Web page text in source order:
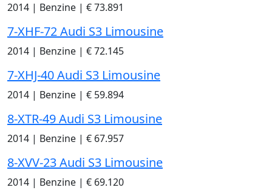
2014 | Benzine | € 73.891
7-XHF-72 Audi S3 Limousine
2014 | Benzine | € 72.145
7-XHJ-40 Audi S3 Limousine
2014 | Benzine | € 59.894
8-XTR-49 Audi S3 Limousine
2014 | Benzine | € 67.957
8-XVV-23 Audi S3 Limousine
2014 | Benzine | € 69.120